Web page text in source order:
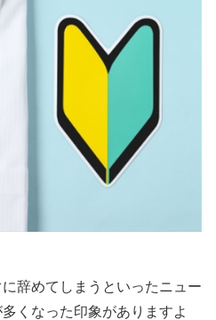
辞めてしまうといったニュー
くなった印象がありますよ